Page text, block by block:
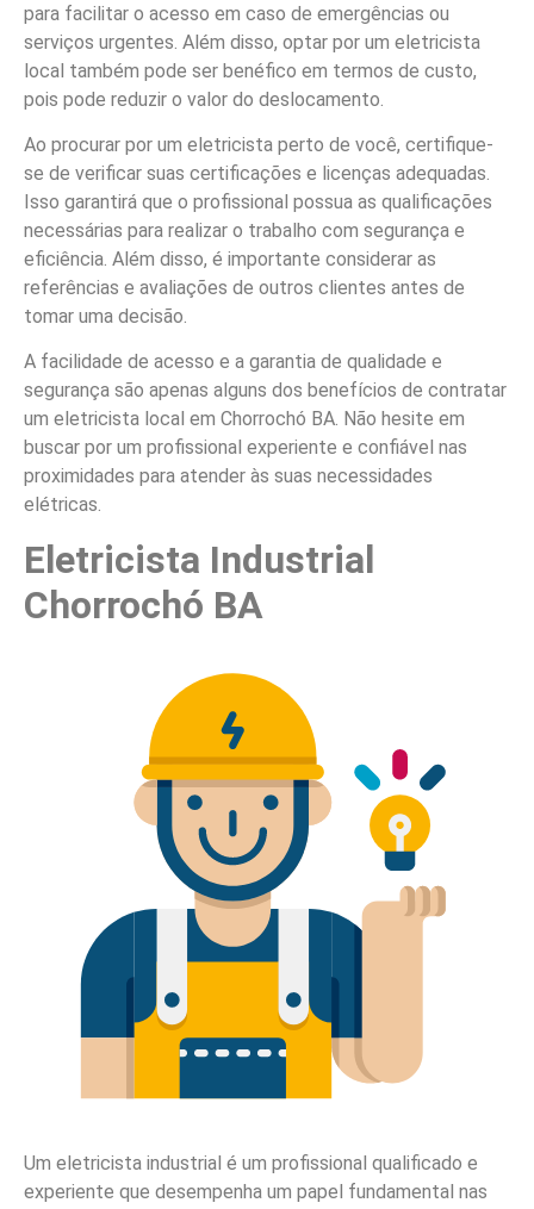
para facilitar o acesso em caso de emergências ou
serviços urgentes. Além disso, optar por um eletricista
local também pode ser benéfico em termos de custo,
pois pode reduzir o valor do deslocamento.
Ao procurar por um eletricista perto de você, certifique-
se de verificar suas certificações e licenças adequadas.
Isso garantirá que o profissional possua as qualificações
necessárias para realizar o trabalho com segurança e
eficiência. Além disso, é importante considerar as
referências e avaliações de outros clientes antes de
tomar uma decisão.
A facilidade de acesso e a garantia de qualidade e
segurança são apenas alguns dos benefícios de contratar
um eletricista local em Chorrochó BA. Não hesite em
buscar por um profissional experiente e confiável nas
proximidades para atender às suas necessidades
elétricas.
Eletricista Industrial
Chorrochó BA
Um eletricista industrial é um profissional qualificado e
experiente que desempenha um papel fundamental nas